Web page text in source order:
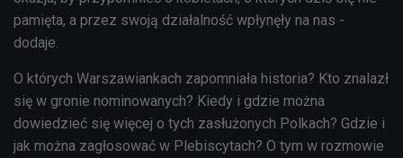
pamięta, a przez swoją działalność wpłynęły na nas -
dodaje.
O których Warszawiankach zapomniała historia? Kto znalazł
się w gronie nominowanych? Kiedy i gdzie można
dowiedzieć się więcej o tych zasłużonych Polkach? Gdzie i
jak można zagłosować w Plebiscytach? O tym w rozmowie